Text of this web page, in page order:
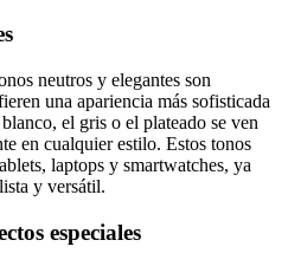
neutros y elegantes son
una apariencia más sofisticada
el gris o el plateado se ven
en cualquier estilo. Estos tonos
laptops y smartwatches, ya
y versátil.
especiales